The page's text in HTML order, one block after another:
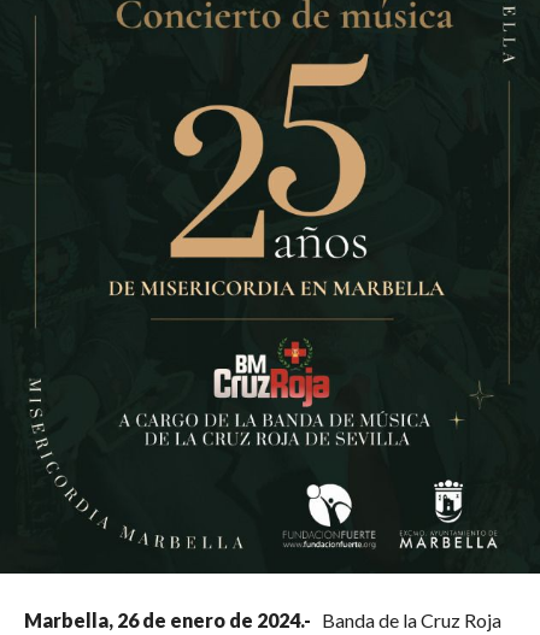
Marbella, 26 de enero de 2024.- Banda de la Cruz Roja